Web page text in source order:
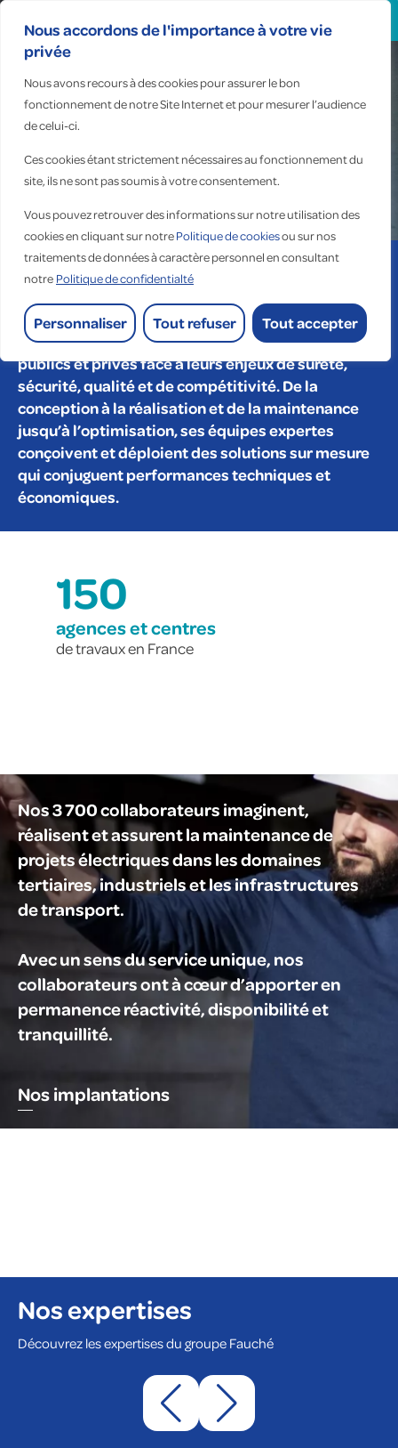
Nous accordons de l'importance à votre vie
privée
Nous avons recours à des cookies pour assurer le bon
fonctionnement de notre Site Internet et pour mesurer l’audience
de celui-ci.
Ces cookies étant strictement nécessaires au fonctionnement du
site, ils ne sont pas soumis à votre consentement.
Vous pouvez retrouver des informations sur notre utilisation des
cookies en cliquant sur notrePolitique de cookiesou sur nos
traitements de données à caractère personnel en consultant
notre Politique de confidentialté
Personnaliser Tout refuser Tout accepter
N°1 français,
indépendant,
des solutions et services
à l’énergie
> À propos >
Quels que soient les défis énergétiques,
Fauché s’appuie sur son organisation
décentralisée pour accompagner ses clients
publics et privés face à leurs enjeux de sûreté,
sécurité, qualité et de compétitivité. De la
conception à la réalisation et de la maintenance
jusqu’à l’optimisation, ses équipes expertes
conçoivent et déploient des solutions sur mesure
qui conjuguent performances techniques et
économiques.
150
agences et centres
de travaux en France
Nos 3 700 collaborateurs imaginent,
réalisent et assurent la maintenance de
projets électriques dans les domaines
tertiaires, industriels et les infrastructures
de transport.
Avec un sens du service unique, nos
collaborateurs ont à cœur d’apporter en
permanence réactivité, disponibilité et
tranquillité.
Nos implantations
Nos expertises
Découvrez les expertises du groupe Fauché